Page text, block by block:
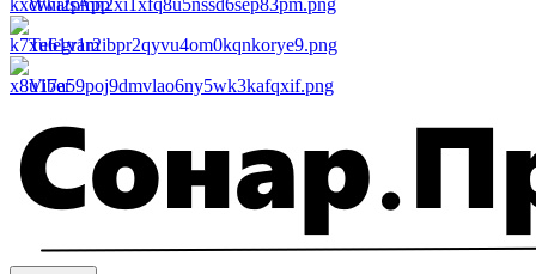
WhatsApp
Telegram
Viber